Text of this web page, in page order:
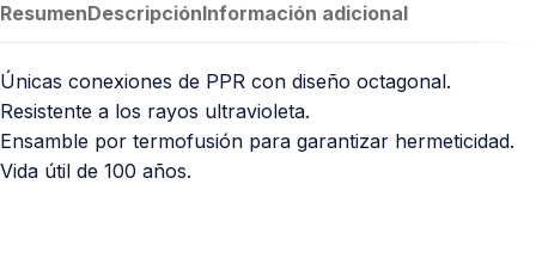
ResumenDescripciónInformación adicional
Únicas conexiones de PPR con diseño octagonal.
Resistente a los rayos ultravioleta.
Ensamble por termofusión para garantizar hermeticidad.
Vida útil de 100 años.